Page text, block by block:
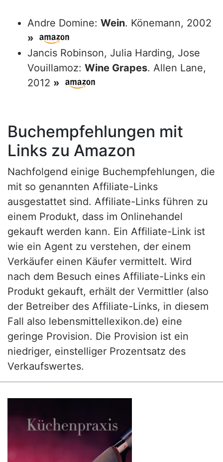
Andre Domine: Wein. Könemann, 2002
»
Jancis Robinson, Julia Harding, Jose
Vouillamoz: Wine Grapes. Allen Lane,
2012 »
Buchempfehlungen mit
Links zu Amazon
Nachfolgend einige Buchempfehlungen, die
mit so genannten Affiliate-Links
ausgestattet sind. Affiliate-Links führen zu
einem Produkt, dass im Onlinehandel
gekauft werden kann. Ein Affiliate-Link ist
wie ein Agent zu verstehen, der einem
Verkäufer einen Käufer vermittelt. Wird
nach dem Besuch eines Affiliate-Links ein
Produkt gekauft, erhält der Vermittler (also
der Betreiber des Affiliate-Links, in diesem
Fall also lebensmittellexikon.de) eine
geringe Provision. Die Provision ist ein
niedriger, einstelliger Prozentsatz des
Verkaufswertes.